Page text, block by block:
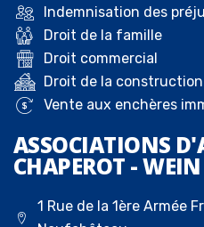
Indemnisation des
Droit de la famille
Droit commercial
Droit de la
Vente aux enchères
ASSOCIATIONS
CHAPEROT - WEIN
1 Rue de la 1ère Armée